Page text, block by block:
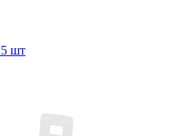
5 шт